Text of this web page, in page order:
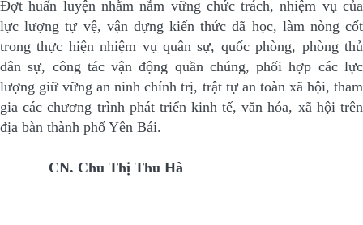
Đợt huấn luyện nhằm nắm vững chức trách, nhiệm vụ của
lực lượng tự vệ, vận dựng kiến thức đã học, làm nòng cốt
trong thực hiện nhiệm vụ quân sự, quốc phòng, phòng thủ
dân sự, công tác vận động quần chúng, phối hợp các lực
lượng giữ vững an ninh chính trị, trật tự an toàn xã hội, tham
gia các chương trình phát triển kinh tế, văn hóa, xã hội trên
địa bàn thành phố Yên Bái.
CN. Chu Thị Thu Hà